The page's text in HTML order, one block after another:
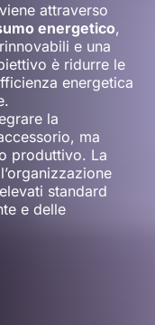
attraverso
energetico,
e una
è ridurre le
energetica
la
ma
produttivo. La
standard
e delle